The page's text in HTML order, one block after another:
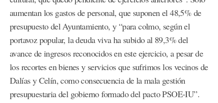
aumentan los gastos de personal, que suponen el 48,5% de
presupuesto del Ayuntamiento, y “para colmo, según el
portavoz popular, la deuda viva ha subido al 89,3% del
avance de ingresos reconocidos en este ejercicio, a pesar de
los recortes en bienes y servicios que sufrimos los vecinos de
Dalías y Celín, como consecuencia de la mala gestión
presupuestaria del gobierno formado del pacto PSOE-IU”.